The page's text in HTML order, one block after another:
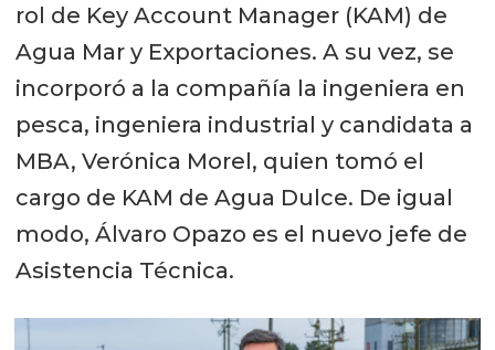
rol de Key Account Manager (KAM) de
Agua Mar y Exportaciones. A su vez, se
incorporó a la compañía la ingeniera en
pesca, ingeniera industrial y candidata a
MBA, Verónica Morel, quien tomó el
cargo de KAM de Agua Dulce. De igual
modo, Álvaro Opazo es el nuevo jefe de
Asistencia Técnica.